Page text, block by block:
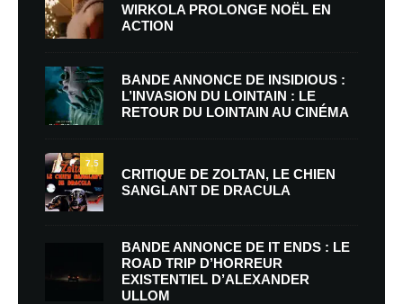
WIRKOLA PROLONGE NOËL EN
ACTION
BANDE ANNONCE DE INSIDIOUS :
L’INVASION DU LOINTAIN : LE
RETOUR DU LOINTAIN AU CINÉMA
7.5
CRITIQUE DE ZOLTAN, LE CHIEN
SANGLANT DE DRACULA
BANDE ANNONCE DE IT ENDS : LE
ROAD TRIP D’HORREUR
EXISTENTIEL D’ALEXANDER
ULLOM